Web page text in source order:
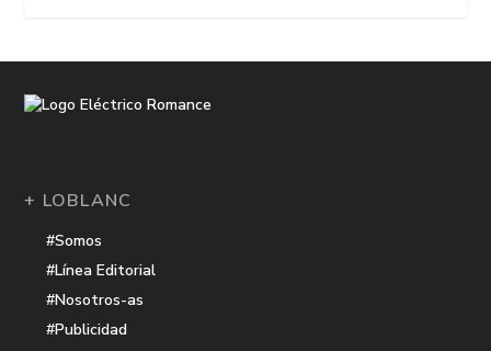
+ LOBLANC
#Somos
#Línea Editorial
#Nosotros-as
#Publicidad